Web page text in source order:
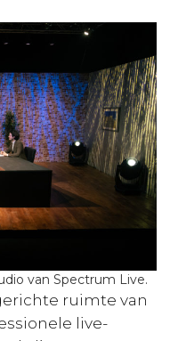
van Spectrum Live.
ruimte van
live-